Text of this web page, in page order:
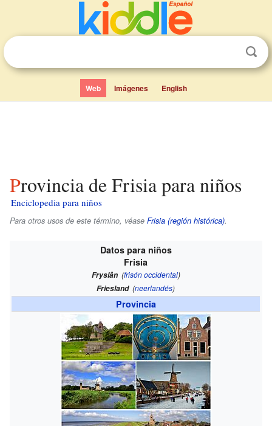
Web Imágenes English
Provincia de Frisia para niños
Enciclopedia para niños
Para otros usos de este término, véase Frisia (región histórica).
Datos para niños
Frisia
Fryslân (frisón occidental)
Friesland(neerlandés)
Provincia